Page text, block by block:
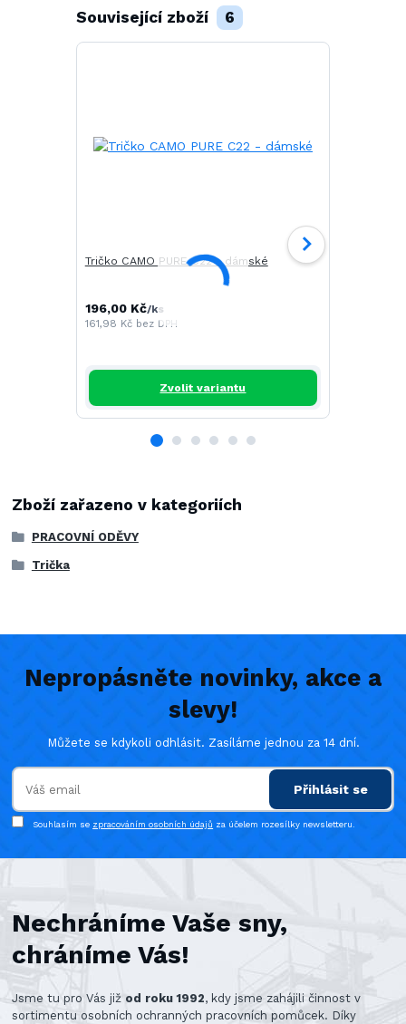
Související zboží 6
Tričko CAMO PURE C22 - dámské
196,00 Kč/ks
161,98 Kč bez DPH
Zvolit variantu
Zboží zařazeno v kategoriích
PRACOVNÍ ODĚVY
Trička
Nepropásněte novinky, akce a
slevy!
Můžete se kdykoli odhlásit. Zasíláme jednou za 14 dní.
Přihlásit se
Souhlasím se zpracováním osobních údajů za účelem rozesílky newsletteru.
Nechráníme Vaše sny,
chráníme Vás!
Jsme tu pro Vás již od roku 1992, kdy jsme zahájili činnost v
sortimentu osobních ochranných pracovních pomůcek. Díky